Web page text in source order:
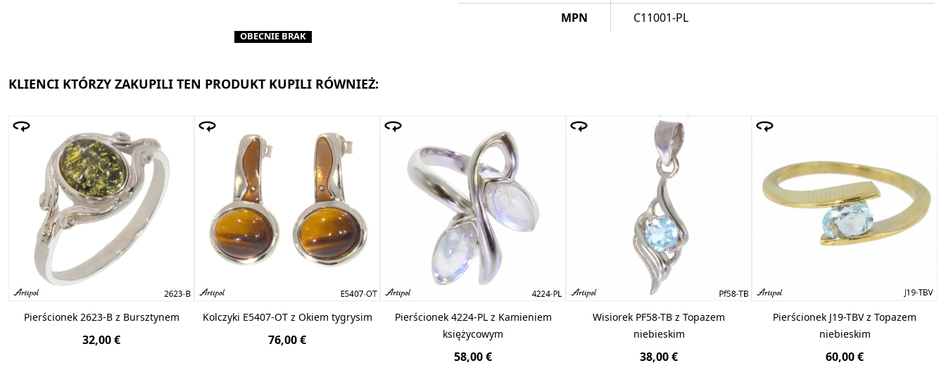
OBECNIE BRAK
MPN
C11001-PL
KLIENCI KTÓRZY ZAKUPILI TEN PRODUKT KUPILI RÓWNIEŻ:
Pierścionek 2623-B z Bursztynem
32,00 €
Kolczyki E5407-OT z Okiem tygrysim
76,00 €
Pierścionek 4224-PL z Kamieniem
księżycowym
58,00 €
Wisiorek PF58-TB z Topazem
niebieskim
38,00 €
Pierścionek J19-TBV z Topazem
niebieskim
60,00 €